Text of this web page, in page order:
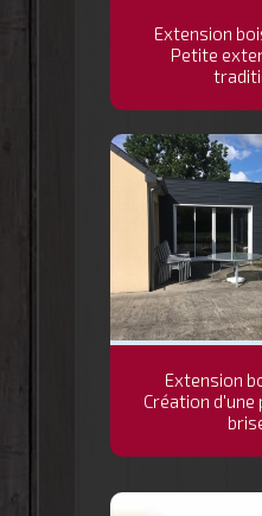
Extension
Petite
Extension
Création d'une